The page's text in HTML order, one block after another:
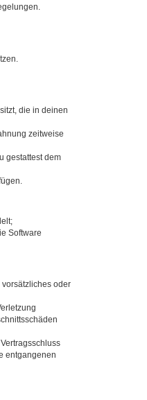
die in deinen
zeitweise
gestattest dem
Software
oder
entgangenen